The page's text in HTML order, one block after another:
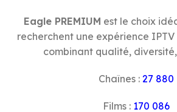
Eagle PREMIUM est le choix
recherchent une expérience
combinant qualité,
Chaînes : 27 880
Films : 170 086